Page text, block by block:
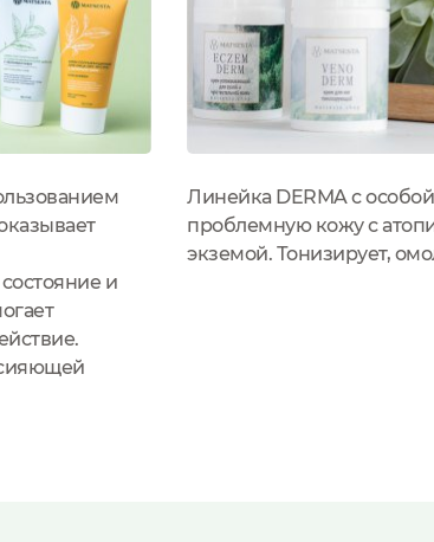
и
Линейка DERMA с
проблемную кожу с
экземой. Тонизирует,